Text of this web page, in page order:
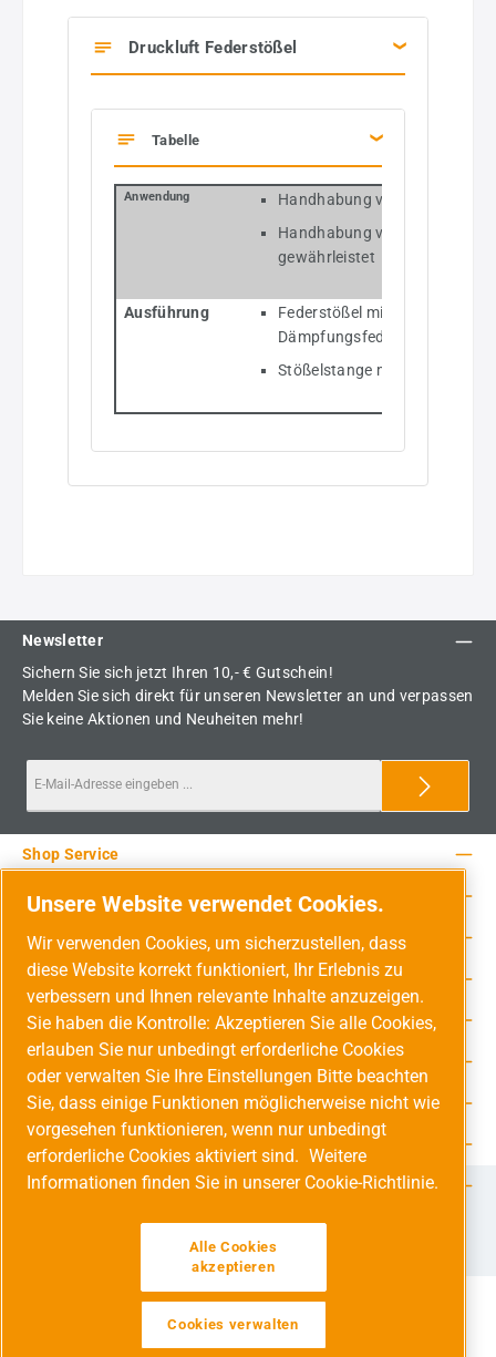
Druckluft Federstößel
Tabelle
Anwendung
Handhabung von
Handhabung von sehr
gewährleistet
Ausführung
Federstößel mit hochfester
Dämpfungsfeder
Stößelstange mit integrierter
Newsletter
Sichern Sie sich jetzt Ihren 10,- € Gutschein!
Melden Sie sich direkt für unseren Newsletter an und verpassen
Sie keine Aktionen und Neuheiten mehr!
Service-Hotline
Shop Service
Rechtliche Hinweise
Unsere Vorteile
Versandarten
Zahlungsarten
Adresse
Umweltschutz & Partnerschaft
Jetzt auf Social Media folgen!
InstagramYouTubeLinkedIn
Alle Preise inkl. gesetzl. Mehrwertsteuer zzgl.
Unsere Website verwendet Cookies.
Wir verwenden Cookies, um sicherzustellen, dass
diese Website korrekt funktioniert, Ihr Erlebnis zu
verbessern und Ihnen relevante Inhalte anzuzeigen.
Sie haben die Kontrolle: Akzeptieren Sie alle Cookies,
erlauben Sie nur unbedingt erforderliche Cookies
oder verwalten Sie Ihre Einstellungen Bitte beachten
Sie, dass einige Funktionen möglicherweise nicht wie
vorgesehen funktionieren, wenn nur unbedingt
erforderliche Cookies aktiviert sind. Weitere
Informationen finden Sie in unserer Cookie-Richtlinie.
Alle Cookies
akzeptieren
Cookies verwalten